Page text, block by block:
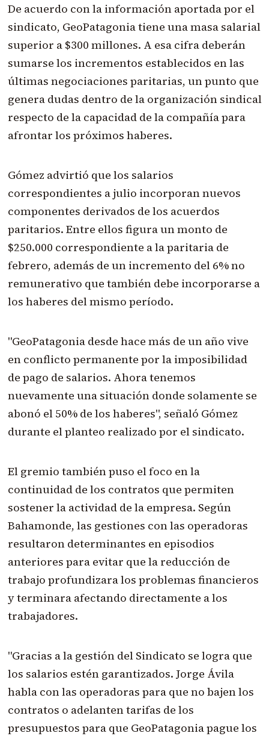
De acuerdo con la información aportada por el
sindicato, GeoPatagonia tiene una masa salarial
superior a $300 millones. A esa cifra deberán
sumarse los incrementos establecidos en las
últimas negociaciones paritarias, un punto que
genera dudas dentro de la organización sindical
respecto de la capacidad de la compañía para
afrontar los próximos haberes.
Gómez advirtió que los salarios
correspondientes a julio incorporan nuevos
componentes derivados de los acuerdos
paritarios. Entre ellos figura un monto de
$250.000 correspondiente a la paritaria de
febrero, además de un incremento del 6% no
remunerativo que también debe incorporarse a
los haberes del mismo período.
"GeoPatagonia desde hace más de un año vive
en conflicto permanente por la imposibilidad
de pago de salarios. Ahora tenemos
nuevamente una situación donde solamente se
abonó el 50% de los haberes", señaló Gómez
durante el planteo realizado por el sindicato.
El gremio también puso el foco en la
continuidad de los contratos que permiten
sostener la actividad de la empresa. Según
Bahamonde, las gestiones con las operadoras
resultaron determinantes en episodios
anteriores para evitar que la reducción de
trabajo profundizara los problemas financieros
y terminara afectando directamente a los
trabajadores.
"Gracias a la gestión del Sindicato se logra que
los salarios estén garantizados. Jorge Ávila
habla con las operadoras para que no bajen los
contratos o adelanten tarifas de los
presupuestos para que GeoPatagonia pague los